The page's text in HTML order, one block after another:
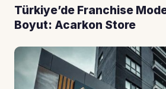
Türkiye’de Franchise
Boyut: Acarkon Store